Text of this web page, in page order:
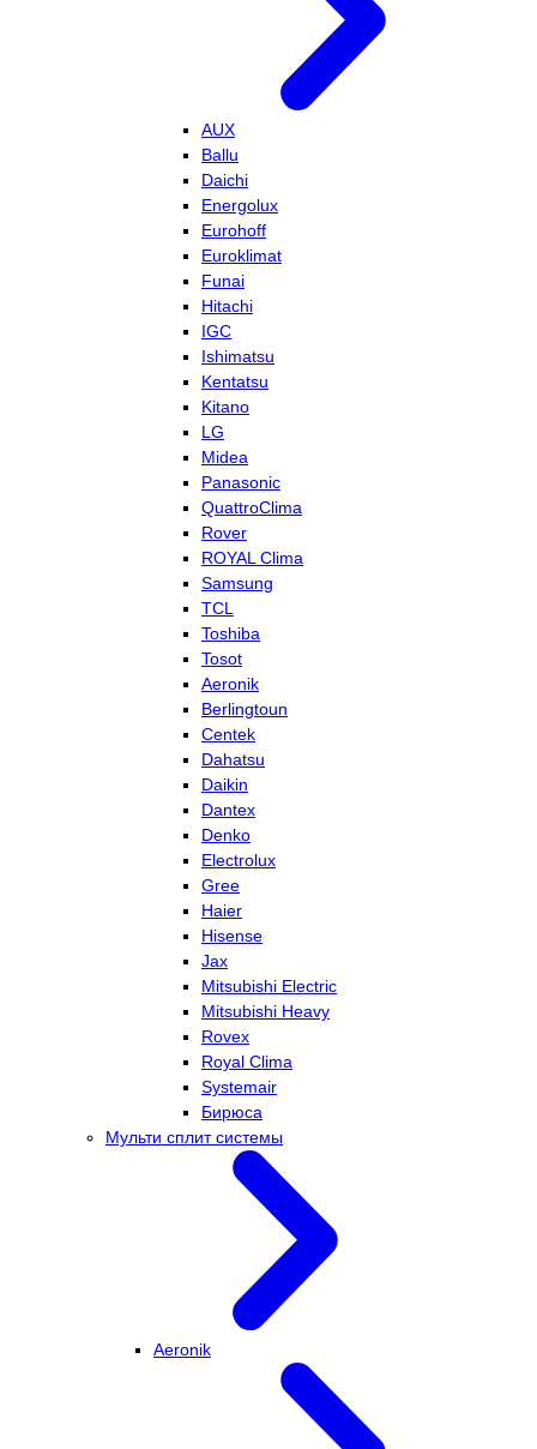
AUX
Ballu
Daichi
Energolux
Eurohoff
Euroklimat
Funai
Hitachi
IGC
Ishimatsu
Kentatsu
Kitano
LG
Midea
Panasonic
QuattroClima
Rover
ROYAL Clima
Samsung
TCL
Toshiba
Tosot
Aeronik
Berlingtoun
Centek
Dahatsu
Daikin
Dantex
Denko
Electrolux
Gree
Haier
Hisense
Jax
Mitsubishi Electric
Mitsubishi Heavy
Rovex
Royal Clima
Systemair
Бирюса
Мульти сплит системы
Aeronik